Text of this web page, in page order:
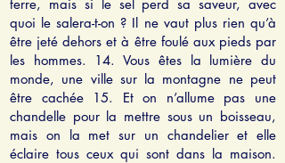
terre, mais si le sel perd sa saveur, avec
quoi le salera-t-on ? Il ne vaut plus rien qu’à
être jeté dehors et à être foulé aux pieds par
les hommes. 14. Vous êtes la lumière du
monde, une ville sur la montagne ne peut
être cachée 15. Et on n’allume pas une
chandelle pour la mettre sous un boisseau,
mais on la met sur un chandelier et elle
éclaire tous ceux qui sont dans la maison.